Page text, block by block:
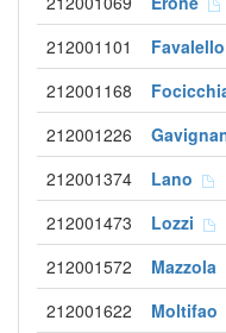
212001101 Favalello
212001168
212001226
212001374 Lano
212001473 Lozzi
212001572 Mazzola
212001622 Moltifao